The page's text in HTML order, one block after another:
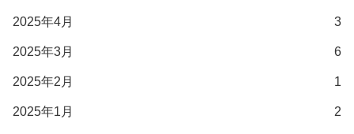
2025年4月 3
2025年3月 6
2025年2月 1
2025年1月 2